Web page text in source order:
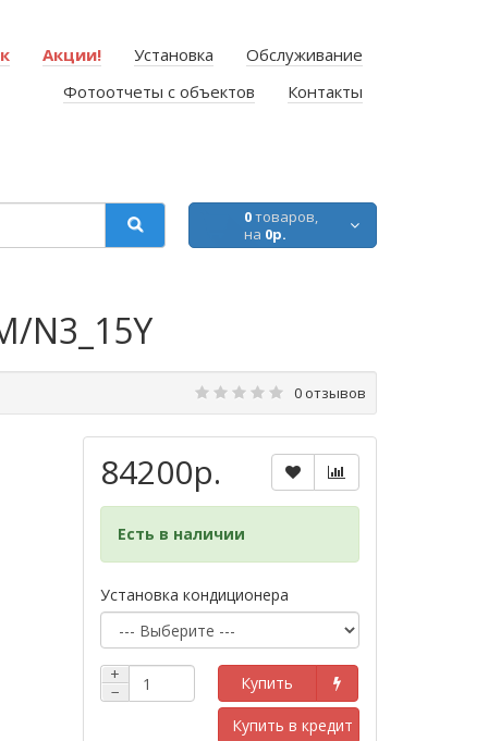
Акции! Установка
Обслуживание
Фотоотчеты с объектов
Контакты
0товаров,
на 0р.
N3_15Y
0 отзывов
84200р.
Есть в наличии
Установка кондиционера
+
−
Купить
Купить в кредит